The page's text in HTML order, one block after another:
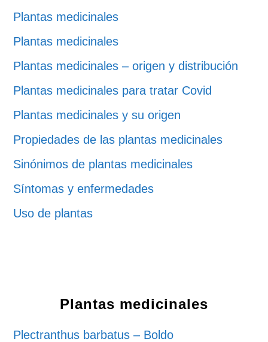
Plantas medicinales
Plantas medicinales
Plantas medicinales – origen y distribución
Plantas medicinales para tratar Covid
Plantas medicinales y su origen
Propiedades de las plantas medicinales
Sinónimos de plantas medicinales
Síntomas y enfermedades
Uso de plantas
Plantas medicinales
Plectranthus barbatus – Boldo